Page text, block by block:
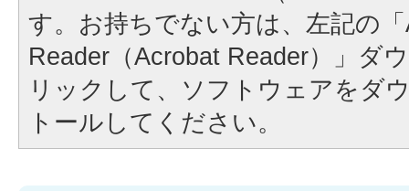
す。お持ちでない方は、左記の
Reader（Acrobat Reader）」ダ
リックして、ソフトウェアをダ
トールしてください。